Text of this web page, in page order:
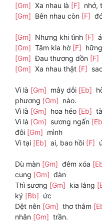
[Gm] Xa nhau là [F] nhớ,
[Gm] Bên nhau còn [F]
[Gm] Nhưng khi tình [F]
[Gm] Tâm kia hờ [F]
[Gm] Đau thương dồn [F]
[Gm] Xa nhau thật [F]
Vì là [Gm] mây dỗi [Eb]
phương [Gm] nào.
Vì là [Gm] hoa héo [Eb]
Vì là [Gm] sương ngấn
đôi [Gm] mình
Vì tại [Eb] ai, bao hồi [F]
Dù màn [Gm] đêm xóa
cung [Gm] đàn
Thì sương [Gm] kia lắng
ký [Bb] ức
Dệt nên [Gm] thơ thắm
nhân [Gm] trần.